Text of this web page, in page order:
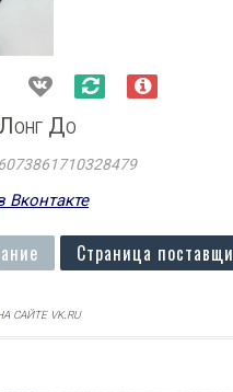
До
Вконтакте
Страница
сайте vk.ru